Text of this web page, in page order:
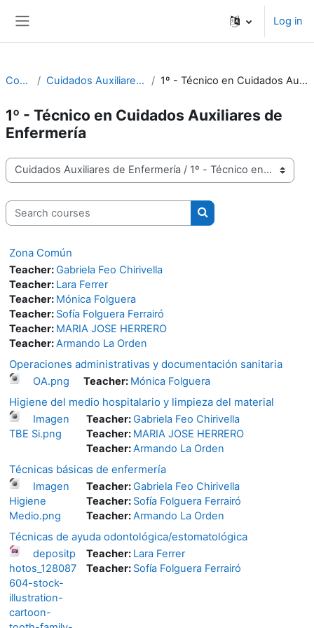
Log in
Courses Cuidados Auxiliares de Enfermería 1º - Técnico en Cuidados Auxiliares de Enfermería
1º - Técnico en Cuidados Auxiliares de
Enfermería
Course categories
Search courses
Search courses
Zona Común
Teacher:Gabriela Feo Chirivella
Teacher: Lara Ferrer
Teacher: Mónica Folguera
Teacher: Sofía Folguera Ferrairó
Teacher: MARIA JOSE HERRERO
Teacher:Armando La Orden
Operaciones administrativas y documentación sanitaria
OA.png Teacher: Mónica Folguera
Higiene del medio hospitalario y limpieza del material
Imagen
TBE Si.png
Teacher:Gabriela Feo Chirivella
Teacher: MARIA JOSE HERRERO
Teacher:Armando La Orden
Técnicas básicas de enfermería
Imagen
Higiene
Medio.png
Teacher:Gabriela Feo Chirivella
Teacher: Sofía Folguera Ferrairó
Teacher:Armando La Orden
Técnicas de ayuda odontológica/estomatológica
depositp
hotos_128087
604-stock-
illustration-
cartoon-
Teacher: Lara Ferrer
Teacher: Sofía Folguera Ferrairó